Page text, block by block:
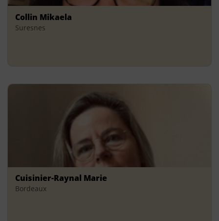
Collin Mikaela
Suresnes
Cuisinier-Raynal Marie
Bordeaux